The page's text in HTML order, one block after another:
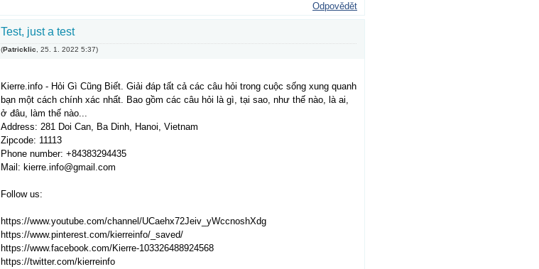
Odpovědět
Test, just a test
(Patricklic 25. 1. 2022 5:37)
Kierre.info - Hỏi Gì Cũng Biết. Giải đáp tất cả các câu hỏi trong cuộc sống xung quanh
bạn một cách chính xác nhất. Bao gồm các câu hỏi là gì, tại sao, như thế nào, là ai,
ở đâu, làm thế nào...
Address: 281 Doi Can, Ba Dinh, Hanoi, Vietnam
Zipcode: 11113
Phone number: +84383294435
Mail: kierre.info@gmail.com
Follow us:
https://www.youtube.com/channel/UCaehx72Jeiv_yWccnoshXdg
https://www.pinterest.com/kierreinfo/_saved/
https://www.facebook.com/Kierre-103326488924568
https://twitter.com/kierreinfo